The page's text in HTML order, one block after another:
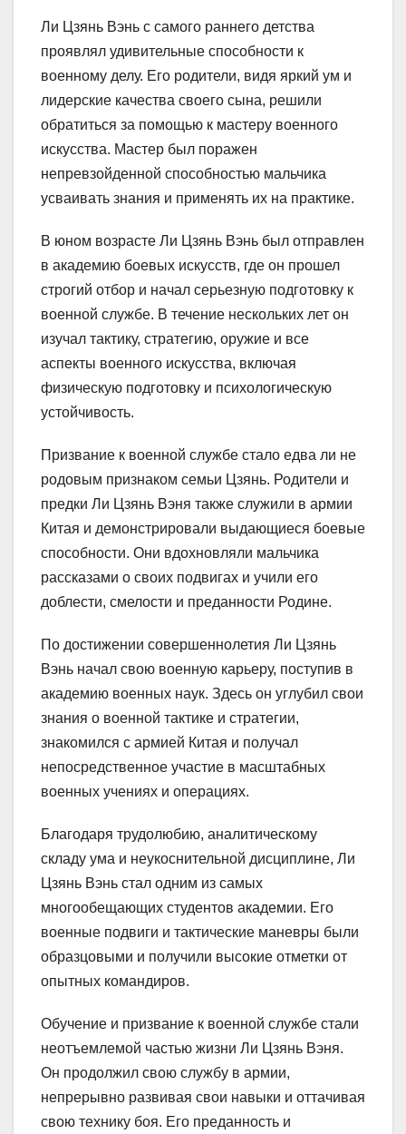
Ли Цзянь Вэнь с самого раннего детства
проявлял удивительные способности к
военному делу. Его родители, видя яркий ум и
лидерские качества своего сына, решили
обратиться за помощью к мастеру военного
искусства. Мастер был поражен
непревзойденной способностью мальчика
усваивать знания и применять их на практике.
В юном возрасте Ли Цзянь Вэнь был отправлен
в академию боевых искусств, где он прошел
строгий отбор и начал серьезную подготовку к
военной службе. В течение нескольких лет он
изучал тактику, стратегию, оружие и все
аспекты военного искусства, включая
физическую подготовку и психологическую
устойчивость.
Призвание к военной службе стало едва ли не
родовым признаком семьи Цзянь. Родители и
предки Ли Цзянь Вэня также служили в армии
Китая и демонстрировали выдающиеся боевые
способности. Они вдохновляли мальчика
рассказами о своих подвигах и учили его
доблести, смелости и преданности Родине.
По достижении совершеннолетия Ли Цзянь
Вэнь начал свою военную карьеру, поступив в
академию военных наук. Здесь он углубил свои
знания о военной тактике и стратегии,
знакомился с армией Китая и получал
непосредственное участие в масштабных
военных учениях и операциях.
Благодаря трудолюбию, аналитическому
складу ума и неукоснительной дисциплине, Ли
Цзянь Вэнь стал одним из самых
многообещающих студентов академии. Его
военные подвиги и тактические маневры были
образцовыми и получили высокие отметки от
опытных командиров.
Обучение и призвание к военной службе стали
неотъемлемой частью жизни Ли Цзянь Вэня.
Он продолжил свою службу в армии,
непрерывно развивая свои навыки и оттачивая
свою технику боя. Его преданность и